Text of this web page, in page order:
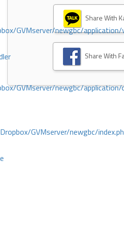
GVMserver/newgbc/
GVMserver/newgbc/
GVMserver/newgbc/
Share With
Share With